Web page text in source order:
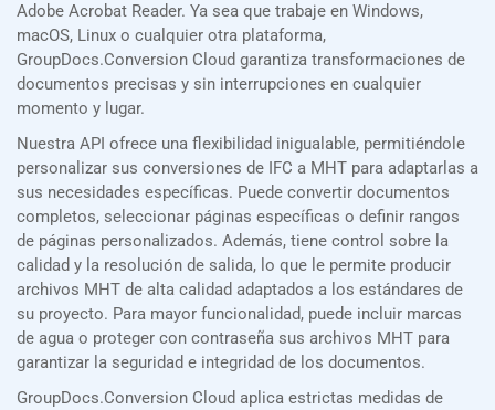
Adobe Acrobat Reader. Ya sea que trabaje en Windows,
macOS, Linux o cualquier otra plataforma,
GroupDocs.Conversion Cloud garantiza transformaciones de
documentos precisas y sin interrupciones en cualquier
momento y lugar.
Nuestra API ofrece una flexibilidad inigualable, permitiéndole
personalizar sus conversiones de IFC a MHT para adaptarlas a
sus necesidades específicas. Puede convertir documentos
completos, seleccionar páginas específicas o definir rangos
de páginas personalizados. Además, tiene control sobre la
calidad y la resolución de salida, lo que le permite producir
archivos MHT de alta calidad adaptados a los estándares de
su proyecto. Para mayor funcionalidad, puede incluir marcas
de agua o proteger con contraseña sus archivos MHT para
garantizar la seguridad e integridad de los documentos.
GroupDocs.Conversion Cloud aplica estrictas medidas de